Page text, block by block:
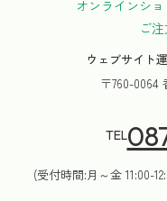
オンラインシ
ご
ウェブサイト
〒760-0064
TEL
(受付時間:月～金 11:00-